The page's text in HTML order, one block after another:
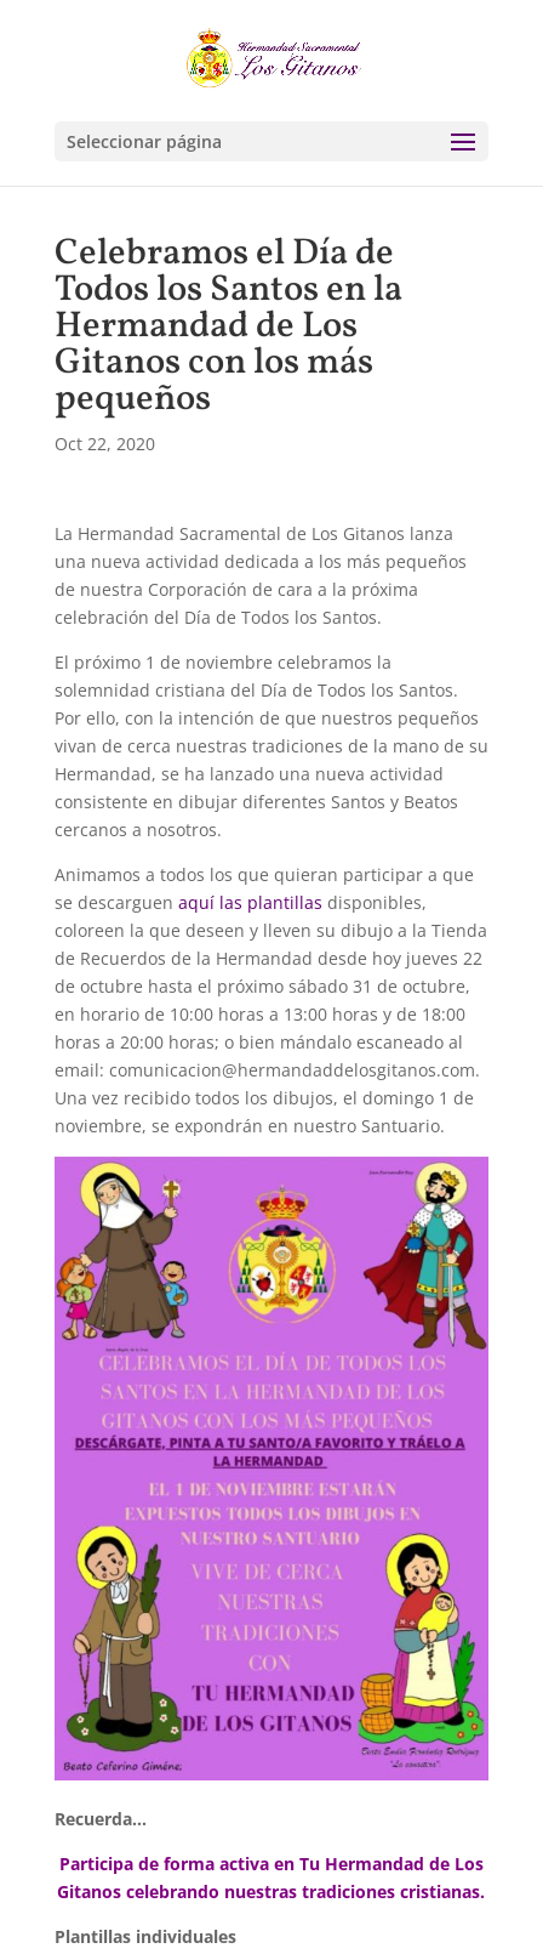
Seleccionar página
Celebramos el Día de
Todos los Santos en la
Hermandad de Los
Gitanos con los más
pequeños
Oct 22, 2020
La Hermandad Sacramental de Los Gitanos lanza
una nueva actividad dedicada a los más pequeños
de nuestra Corporación de cara a la próxima
celebración del Día de Todos los Santos.
El próximo 1 de noviembre celebramos la
solemnidad cristiana del Día de Todos los Santos.
Por ello, con la intención de que nuestros pequeños
vivan de cerca nuestras tradiciones de la mano de su
Hermandad, se ha lanzado una nueva actividad
consistente en dibujar diferentes Santos y Beatos
cercanos a nosotros.
Animamos a todos los que quieran participar a que
se descarguen aquí las plantillas disponibles,
coloreen la que deseen y lleven su dibujo a la Tienda
de Recuerdos de la Hermandad desde hoy jueves 22
de octubre hasta el próximo sábado 31 de octubre,
en horario de 10:00 horas a 13:00 horas y de 18:00
horas a 20:00 horas; o bien mándalo escaneado al
email: comunicacion@hermandaddelosgitanos.com.
Una vez recibido todos los dibujos, el domingo 1 de
noviembre, se expondrán en nuestro Santuario.
Recuerda…
Participa de forma activa en Tu Hermandad de Los
Gitanos celebrando nuestras tradiciones cristianas.
Plantillas individuales